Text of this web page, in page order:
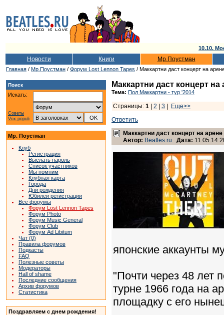
10.10.
Новости Книги Мр.Поустман
Главная / Мр.Поустман / Форум Lost Lennon Tapes / Маккартни даст концерт на
Поиск
Искать:
Советы
Vox populi
Мр. Поустман
Клуб
Регистрация
Выслать пароль
Список участников
Мы помним
Клубная карта
Города
Дни рождения
Юбилеи регистрации
Все форумы
Форум Lost Lennon Tapes
Форум Photo
Форум Music General
Форум Club
Форум Ad Libitum
Чат (0)
Правила форумов
Подкасты
FAQ
Полезные советы
Модераторы
Hall of shame
Последние сообщения
Архив форумов
Статистика
Поздравляем с днем рождения!
Маккартни даст концерт
Тема: Пол Маккартни - тур '2014
Страницы: 1 2 3
Еще>>
Ответить
Маккартни даст концерт на
Автор: Beatles.ru Дата: 11.05.14
японские аккаунты
"Почти через 48 лет
турне 1966 года на
площадку с его